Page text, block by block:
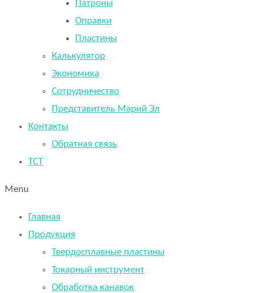
Патроны
Оправки
Пластины
Калькулятор
Экономика
Сотрудничество
Представитель Марий Эл
Контакты
Обратная связь
TCT
Menu
Главная
Продукция
Твердосплавные пластины
Токарный инструмент
Обработка канавок